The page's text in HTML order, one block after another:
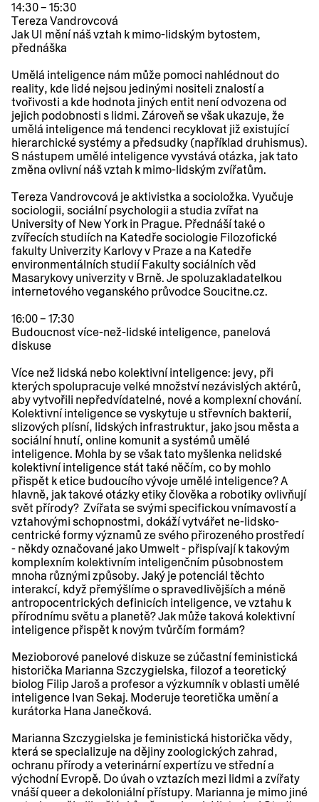
14:30 – 15:30
Tereza Vandrovcová
Jak UI mění náš vztah k mimo-lidským bytostem,
přednáška
Umělá inteligence nám může pomoci nahlédnout do
reality, kde lidé nejsou jedinými nositeli znalostí a
tvořivosti a kde hodnota jiných entit není odvozena od
jejich podobnosti s lidmi. Zároveň se však ukazuje, že
umělá inteligence má tendenci recyklovat již existující
hierarchické systémy a předsudky (například druhismus).
S nástupem umělé inteligence vyvstává otázka, jak tato
změna ovlivní náš vztah k mimo-lidským zvířatům.
Tereza Vandrovcová je aktivistka a socioložka. Vyučuje
sociologii, sociální psychologii a studia zvířat na
University of New York in Prague. Přednáší také o
zvířecích studiích na Katedře sociologie Filozofické
fakulty Univerzity Karlovy v Praze a na Katedře
environmentálních studií Fakulty sociálních věd
Masarykovy univerzity v Brně. Je spoluzakladatelkou
internetového veganského průvodce Soucitne.cz.
16:00 – 17:30
Budoucnost více-než-lidské inteligence, panelová
diskuse
Více než lidská nebo kolektivní inteligence: jevy, při
kterých spolupracuje velké množství nezávislých aktérů,
aby vytvořili nepředvídatelné, nové a komplexní chování.
Kolektivní inteligence se vyskytuje u střevních bakterií,
slizových plísní, lidských infrastruktur, jako jsou města a
sociální hnutí, online komunit a systémů umělé
inteligence. Mohla by se však tato myšlenka nelidské
kolektivní inteligence stát také něčím, co by mohlo
přispět k etice budoucího vývoje umělé inteligence? A
hlavně, jak takové otázky etiky člověka a robotiky ovlivňují
svět přírody? Zvířata se svými specifickou vnímavostí a
vztahovými schopnostmi, dokáží vytvářet ne-lidsko-
centrické formy významů ze svého přirozeného prostředí
- někdy označované jako Umwelt - přispívají k takovým
komplexním kolektivním inteligenčním působnostem
mnoha různými způsoby. Jaký je potenciál těchto
interakcí, když přemýšlíme o spravedlivějších a méně
antropocentrických definicích inteligence, ve vztahu k
přírodnímu světu a planetě? Jak může taková kolektivní
inteligence přispět k novým tvůrčím formám?
Mezioborové panelové diskuze se zúčastní feministická
historička Marianna Szczygielska, filozof a teoretický
biolog Filip Jaroš a profesor a výzkumník v oblasti umělé
inteligence Ivan Sekaj. Moderuje teoretička umění a
kurátorka Hana Janečková.
Marianna Szczygielska je feministická historička vědy,
která se specializuje na dějiny zoologických zahrad,
ochranu přírody a veterinární expertízu ve střední a
východní Evropě. Do úvah o vztazích mezi lidmi a zvířaty
vnáší queer a dekoloniální přístupy. Marianna je mimo jiné